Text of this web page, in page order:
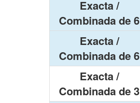
Exacta /
Combinada de 6
Exacta /
Combinada de 6
Exacta /
Combinada de 3